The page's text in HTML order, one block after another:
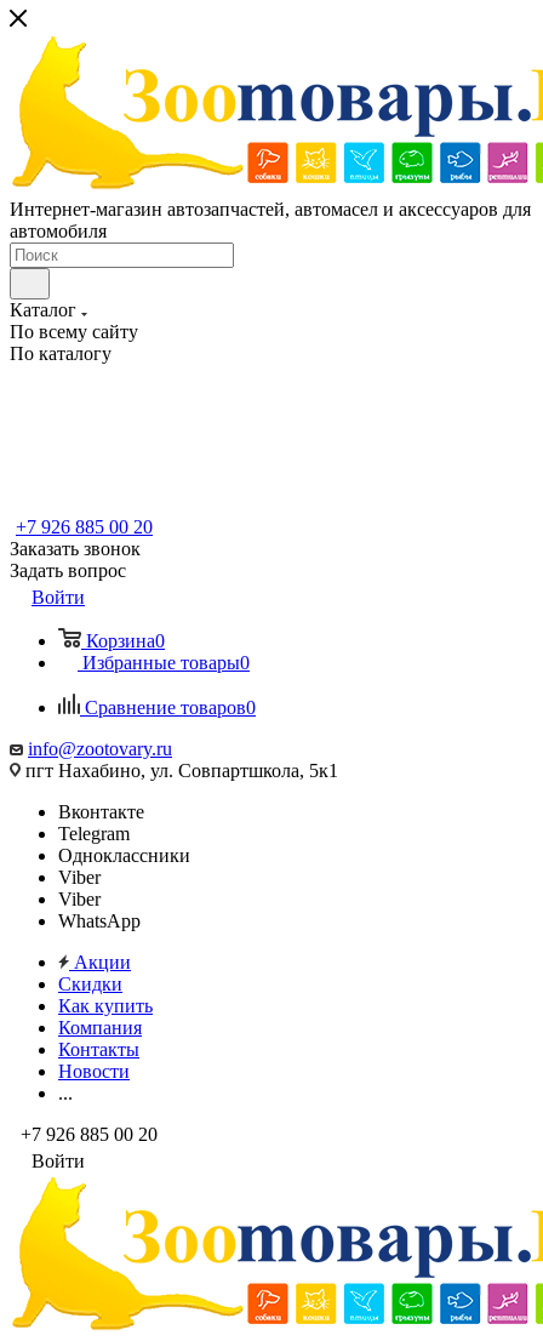
Интернет-магазин автозапчастей, автомасел и аксессуаров для
автомобиля
Каталог
По всему сайту
По каталогу
+7 926 885 00 20
Заказать звонок
Задать вопрос
Войти
Корзина0
Избранные товары0
Сравнение товаров0
info@zootovary.ru
пгт Нахабино, ул. Совпартшкола, 5к1
Вконтакте
Telegram
Одноклассники
Viber
Viber
WhatsApp
Акции
Скидки
Как купить
Компания
Контакты
Новости
...
+7 926 885 00 20
Войти